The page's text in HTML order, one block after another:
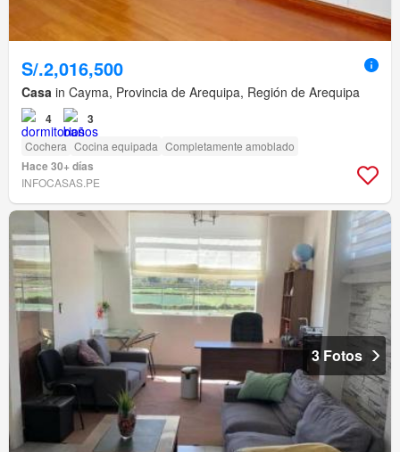
S/.2,016,500
Casa in Cayma, Provincia de Arequipa, Región de Arequipa
4 3
Cochera Cocina equipada Completamente amoblado
Hace 30+ días
INFOCASAS.PE
3 Fotos